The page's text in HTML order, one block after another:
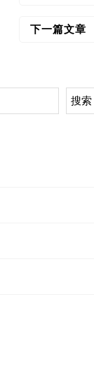
下一篇文章
搜索